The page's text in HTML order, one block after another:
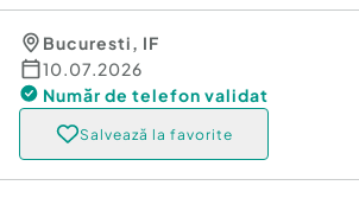
Bucuresti, IF
10.07.2026
Număr de telefon validat
Salvează la favorite